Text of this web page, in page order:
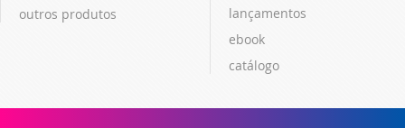
outros produtos
lançamentos
ebook
catálogo